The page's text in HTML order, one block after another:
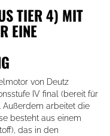
TIER 4) MIT
EINE
von Deutz
IV final (bereit für
Außerdem arbeitet die
besteht aus einem
das in den